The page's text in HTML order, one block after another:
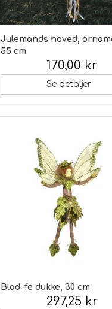
Julemands hoved,
55 cm
170,00 kr
Se detaljer
Blad-fe dukke, 30 cm
297,25 kr